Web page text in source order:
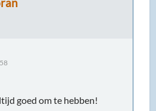
goed om te hebben!